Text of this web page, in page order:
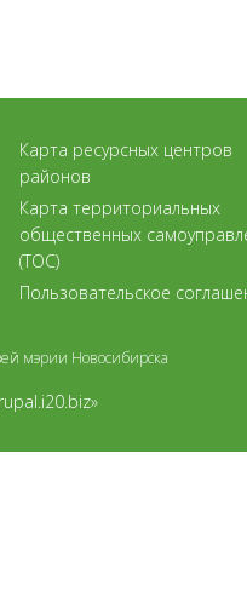
Карта ресурсных центров
районов
Карта территориальных
общественных
(ТОС)
Пользовательское
мэрии Новосибирска